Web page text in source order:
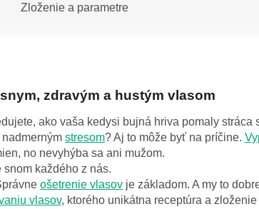
Zloženie a parametre
zdravým a hustým vlasom
ako vaša kedysi bujná hriva pomaly stráca
stresom? Aj to môže byť na príčine.
no nevyhýba sa ani mužom.
každého z nás.
ošetrenie vlasov je základom. A my to
vlasov, ktorého unikátna receptúra a